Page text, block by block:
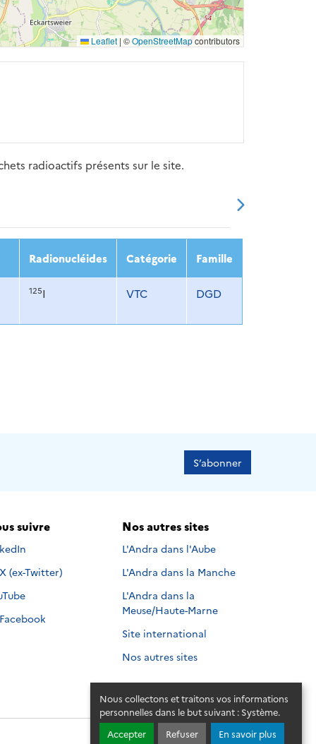
Nous collectons et traitons vos informations
personnelles dans le but suivant : Système.
Accepter
Refuser En savoir plus
Leaflet | ©OpenStreetMapcontributors
radioactifs présents sur le site.
2021 2022 2023
Radionucléides Catégorie Famille
125I VTC DGD
S’abonner
suivre
suivre sur
Nous suivre sur
X (ex-Twitter)
suivre sur
Nous suivre sur
Facebook
Nos autres sites
L'Andra dans l'Aube
L'Andra dans la Manche
L'Andra dans la
Meuse/Haute-Marne
Site international
Nos autres sites